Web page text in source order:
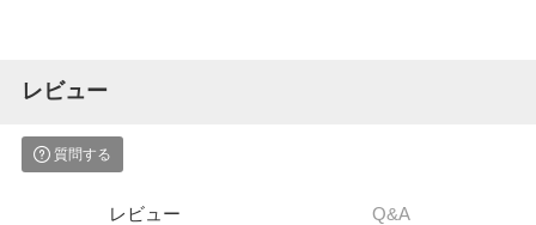
レビュー
質問する
レビュー Q&A